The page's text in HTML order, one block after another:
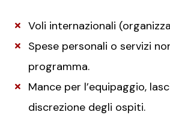
Voli internazionali
Spese personali o servizi
programma.
Mance per l’equipaggio,
discrezione degli ospiti.